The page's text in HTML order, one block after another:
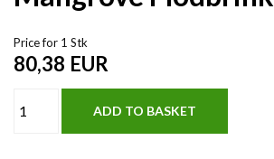
Price for 1 Stk
80,38 EUR